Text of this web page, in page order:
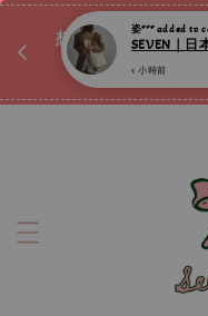
想訂製屬於自己的